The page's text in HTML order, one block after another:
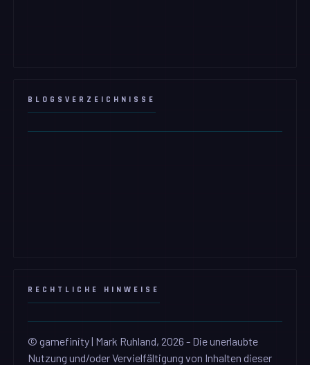
BLOGSVERZEICHNISSE
RECHTLICHE HINWEISE
© gamefinity | Mark Ruhland, 2026 - Die unerlaubte
Nutzung und/oder Vervielfältigung von Inhalten dieser